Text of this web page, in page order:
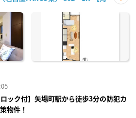
に入
ック付】矢場町駅から徒歩3分の防犯カ
物件！